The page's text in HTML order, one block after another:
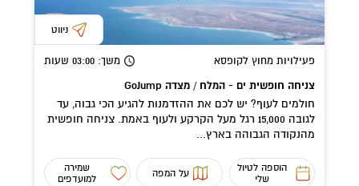
ניווט
פעילויות מחוץ לקופסא משך: 03:00 שעות
צניחה חופשית ים - המלח / מצדה GoJump
חולמים לעוף? יש לכם את ההזדמנות להגיע הכי גבוה, עד
לגובה 15,000 רגל מעל הקרקע ולעוף באמת. צניחה חופשית
מהנקודה הגבוהה בארץ...
הוספה לטיול
שלי
על המפה
שמירה
למועדפים